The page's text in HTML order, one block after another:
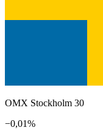
OMX Stockholm 30
−0,01%